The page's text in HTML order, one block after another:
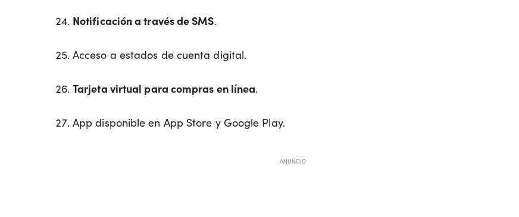
Notificación a través de SMS.
Acceso a estados de cuenta digital.
Tarjeta virtual para compras en línea.
App disponible en App Store y Google Play.
ANUNCIO